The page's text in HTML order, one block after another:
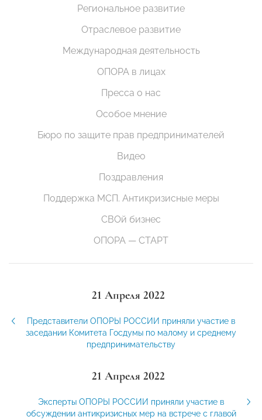
Региональное развитие
Отраслевое развитие
Международная деятельность
ОПОРА в лицах
Пресса о нас
Особое мнение
Бюро по защите прав предпринимателей
Видео
Поздравления
Поддержка МСП. Антикризисные меры
СВОй бизнес
ОПОРА — СТАРТ
21 Апреля 2022
Представители ОПОРЫ РОССИИ приняли участие в
заседании Комитета Госдумы по малому и среднему
предпринимательству
21 Апреля 2022
Эксперты ОПОРЫ РОССИИ приняли участие в
обсуждении антикризисных мер на встрече с главой